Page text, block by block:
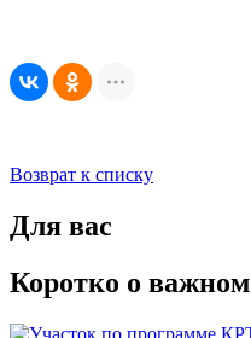
Возврат к списку
Для вас
Коротко о важном